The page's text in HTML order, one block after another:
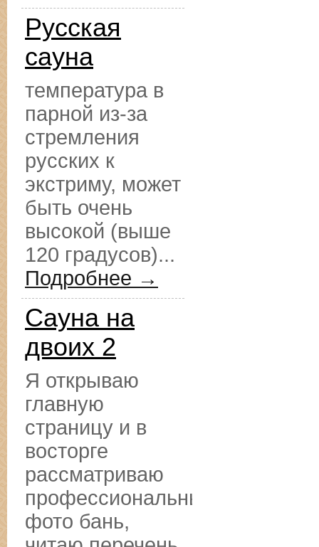
Русская
сауна
температура в
парной из-за
стремления
русских к
экстриму, может
быть очень
высокой (выше
120 градусов)...
Подробнее →
Сауна на
двоих 2
Я открываю
главную
страницу и в
восторге
рассматриваю
профессиональные
фото бань,